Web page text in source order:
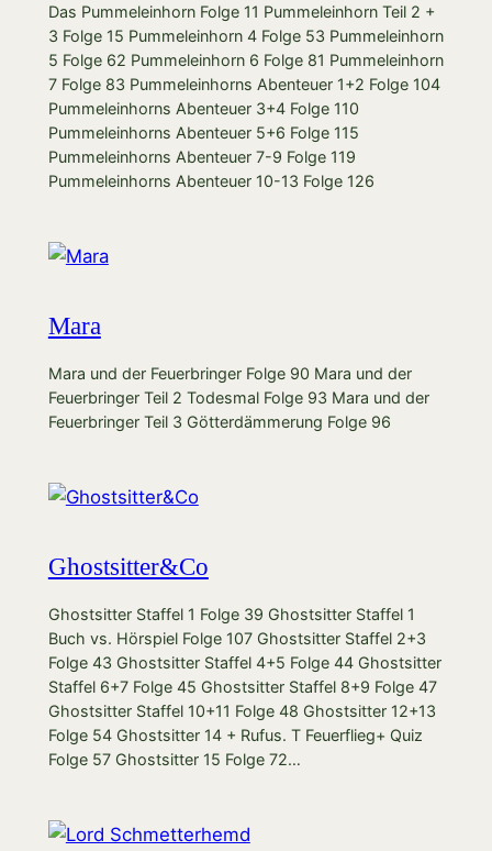
Das Pummeleinhorn Folge 11 Pummeleinhorn Teil 2 +
3 Folge 15 Pummeleinhorn 4 Folge 53 Pummeleinhorn
5 Folge 62 Pummeleinhorn 6 Folge 81 Pummeleinhorn
7 Folge 83 Pummeleinhorns Abenteuer 1+2 Folge 104
Pummeleinhorns Abenteuer 3+4 Folge 110
Pummeleinhorns Abenteuer 5+6 Folge 115
Pummeleinhorns Abenteuer 7-9 Folge 119
Pummeleinhorns Abenteuer 10-13 Folge 126
Mara
Mara und der Feuerbringer Folge 90 Mara und der
Feuerbringer Teil 2 Todesmal Folge 93 Mara und der
Feuerbringer Teil 3 Götterdämmerung Folge 96
Ghostsitter&Co
Ghostsitter Staffel 1 Folge 39 Ghostsitter Staffel 1
Buch vs. Hörspiel Folge 107 Ghostsitter Staffel 2+3
Folge 43 Ghostsitter Staffel 4+5 Folge 44 Ghostsitter
Staffel 6+7 Folge 45 Ghostsitter Staffel 8+9 Folge 47
Ghostsitter Staffel 10+11 Folge 48 Ghostsitter 12+13
Folge 54 Ghostsitter 14 + Rufus. T Feuerflieg+ Quiz
Folge 57 Ghostsitter 15 Folge 72…